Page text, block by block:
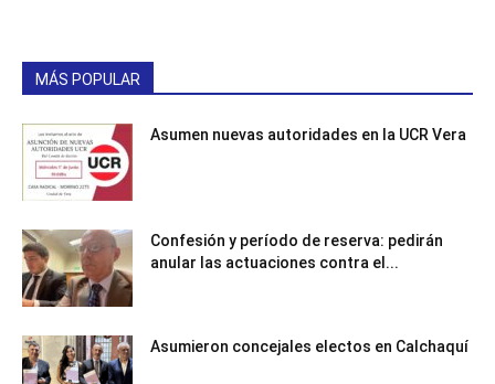
MÁS POPULAR
Asumen nuevas autoridades en la UCR Vera
Confesión y período de reserva: pedirán
anular las actuaciones contra el...
Asumieron concejales electos en Calchaquí